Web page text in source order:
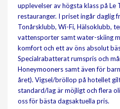
upplevelser av högsta klass på Le
restauranger. I priset ingår daglig
Tonårsklubb, Wi-Fi, Hälsoklubb,
vattensporter samt water-skiing
komfort och ett av öns absolut
Specialrabatterat rumspris och
Honeymooners samt även för
året). Vigsel/bröllop på hotellet
standard/lag är möjligt och flera
oss för bästa dagsaktuella pris.